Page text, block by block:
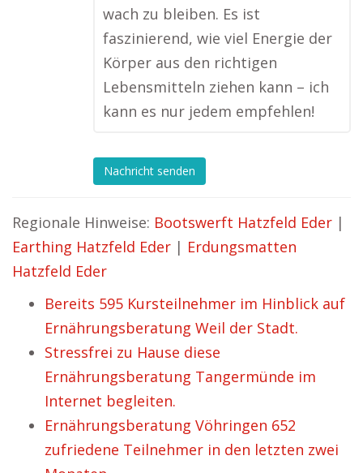
wach zu bleiben. Es ist
faszinierend, wie viel Energie der
Körper aus den richtigen
Lebensmitteln ziehen kann – ich
kann es nur jedem empfehlen!
Nachricht senden
Regionale Hinweise: Bootswerft Hatzfeld Eder |
Earthing Hatzfeld Eder | Erdungsmatten
Hatzfeld Eder
Bereits 595 Kursteilnehmer im Hinblick auf
Ernährungsberatung Weil der Stadt.
Stressfrei zu Hause diese
Ernährungsberatung Tangermünde im
Internet begleiten.
Ernährungsberatung Vöhringen 652
zufriedene Teilnehmer in den letzten zwei